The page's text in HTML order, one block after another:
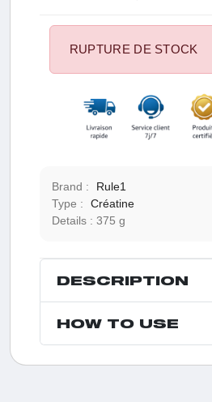
favorise l'augmentation de la
de la récupération musculaire.
atteindre de nouveaux
progression
RUPTURE DE STOCK
Brand :
Rule1
Type :
Créatine
Details :
375 g
DESCRIPTION
HOW TO USE